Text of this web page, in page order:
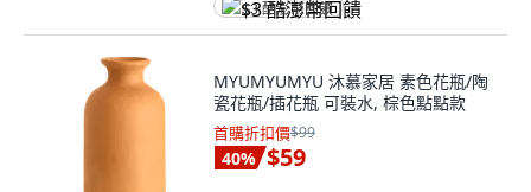
$3 酷澎幣回饋
MYUMYUMYU 沐慕家居 素色花瓶/陶
瓷花瓶/插花瓶 可裝水, 棕色點點款
首購折扣價$99
40% $59